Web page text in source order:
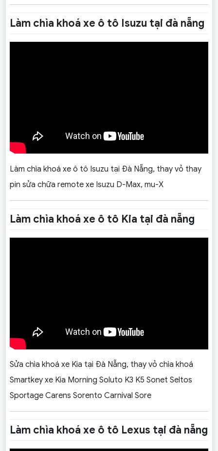
Làm chìa khoá xe ô tô Isuzu tại đà nẵng
Làm chìa khoá xe ô tô Isuzu tại Đà Nẵng, thay vỏ thay
pin sửa chữa remote xe Isuzu D-Max, mu-X
Làm chìa khoá xe ô tô Kia tại đà nẵng
Sửa chìa khoá xe Kia tại Đà Nẵng, thay vỏ chìa khoá
Smartkey xe Kia Morning Soluto K3 K5 Sonet Seltos
Sportage Carens Sorento Carnival Sore
Làm chìa khoá xe ô tô Lexus tại đà nẵng